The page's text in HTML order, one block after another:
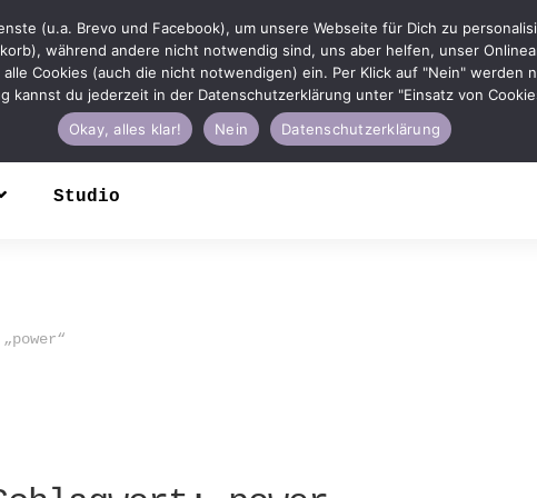
Studio
(u.a. Brevo und Facebook), um unsere Webseite für Dich zu
während andere nicht notwendig sind, uns aber helfen, unser
Cookies (auch die nicht notwendigen) ein. Per Klick auf "Nein"
kannst du jederzeit in der Datenschutzerklärung unter "Einsatz von
Okay, alles klar!
Nein Datenschutzerklärung